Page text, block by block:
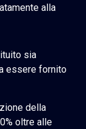
alla
sia
essere fornito
della
oltre alle